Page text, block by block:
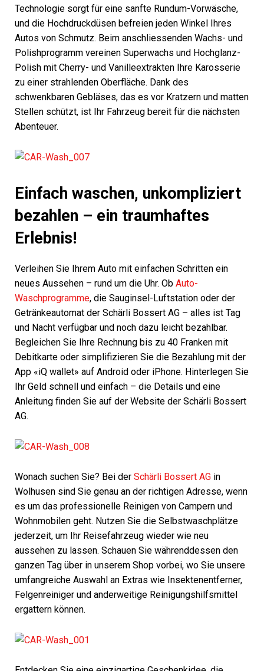
Technologie sorgt für eine sanfte Rundum-Vorwäsche,
und die Hochdruckdüsen befreien jeden Winkel Ihres
Autos von Schmutz. Beim anschliessenden Wachs- und
Polishprogramm vereinen Superwachs und Hochglanz-
Polish mit Cherry- und Vanilleextrakten Ihre Karosserie
zu einer strahlenden Oberfläche. Dank des
schwenkbaren Gebläses, das es vor Kratzern und matten
Stellen schützt, ist Ihr Fahrzeug bereit für die nächsten
Abenteuer.
Einfach waschen, unkompliziert
bezahlen – ein traumhaftes
Erlebnis!
Verleihen Sie Ihrem Auto mit einfachen Schritten ein
neues Aussehen – rund um die Uhr. Ob Auto-
Waschprogramme, die Sauginsel-Luftstation oder der
Getränkeautomat der Schärli Bossert AG – alles ist Tag
und Nacht verfügbar und noch dazu leicht bezahlbar.
Begleichen Sie Ihre Rechnung bis zu 40 Franken mit
Debitkarte oder simplifizieren Sie die Bezahlung mit der
App «iQ wallet» auf Android oder iPhone. Hinterlegen Sie
Ihr Geld schnell und einfach – die Details und eine
Anleitung finden Sie auf der Website der Schärli Bossert
AG.
Wonach suchen Sie? Bei der Schärli Bossert AG in
Wolhusen sind Sie genau an der richtigen Adresse, wenn
es um das professionelle Reinigen von Campern und
Wohnmobilen geht. Nutzen Sie die Selbstwaschplätze
jederzeit, um Ihr Reisefahrzeug wieder wie neu
aussehen zu lassen. Schauen Sie währenddessen den
ganzen Tag über in unserem Shop vorbei, wo Sie unsere
umfangreiche Auswahl an Extras wie Insektenentferner,
Felgenreiniger und anderweitige Reinigungshilfsmittel
ergattern können.